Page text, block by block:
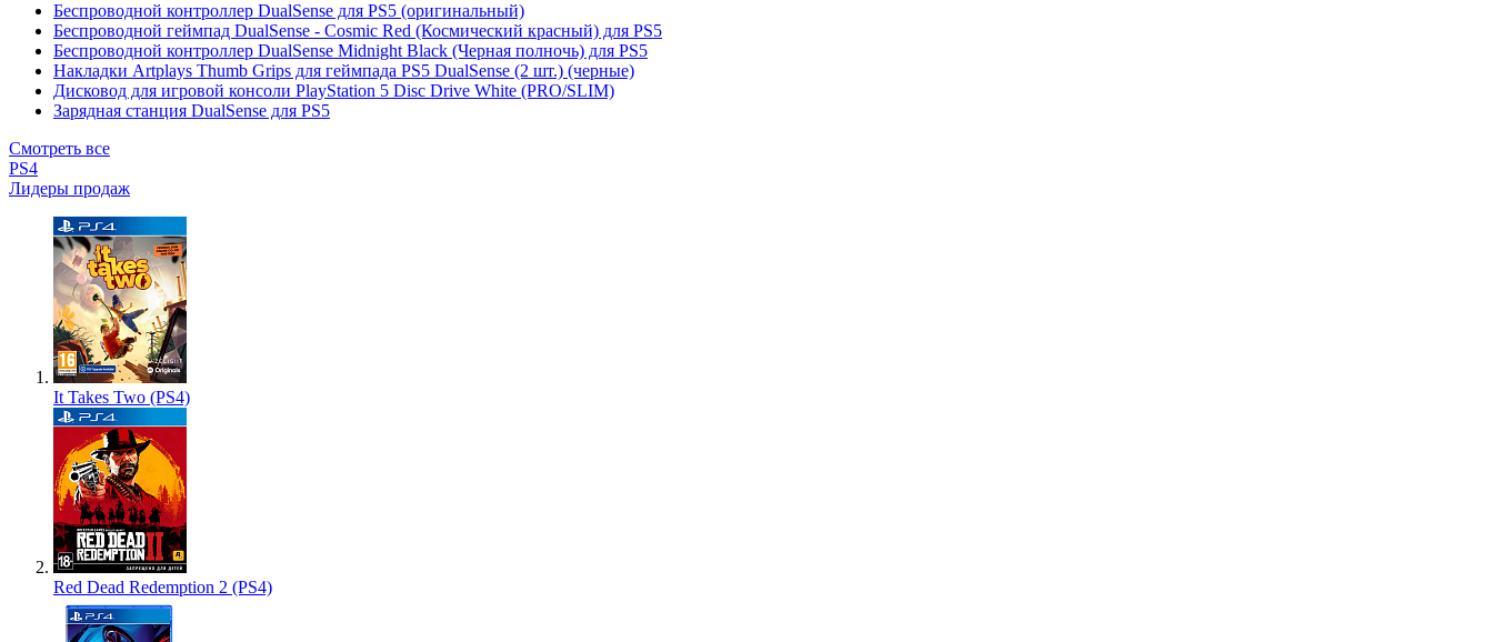
Беспроводной контроллер DualSense для PS5 (оригинальный)
Беспроводной геймпад DualSense - Cosmic Red (Космический красный) для PS5
Беспроводной контроллер DualSense Midnight Black (Черная полночь) для PS5
Накладки Artplays Thumb Grips для геймпада PS5 DualSense (2 шт.) (черные)
Дисковод для игровой консоли PlayStation 5 Disc Drive White (PRO/SLIM)
Зарядная станция DualSense для PS5
Смотреть все
PS4
Лидеры продаж
It Takes Two (PS4)
Red Dead Redemption 2 (PS4)